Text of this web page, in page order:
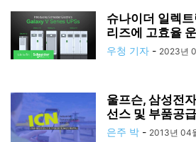
슈나이더 일렉
리즈에 고효율
우청 기자 - 2023년
울프슨, 삼성전
선스 및 부품공
은주 박 - 2013년 04